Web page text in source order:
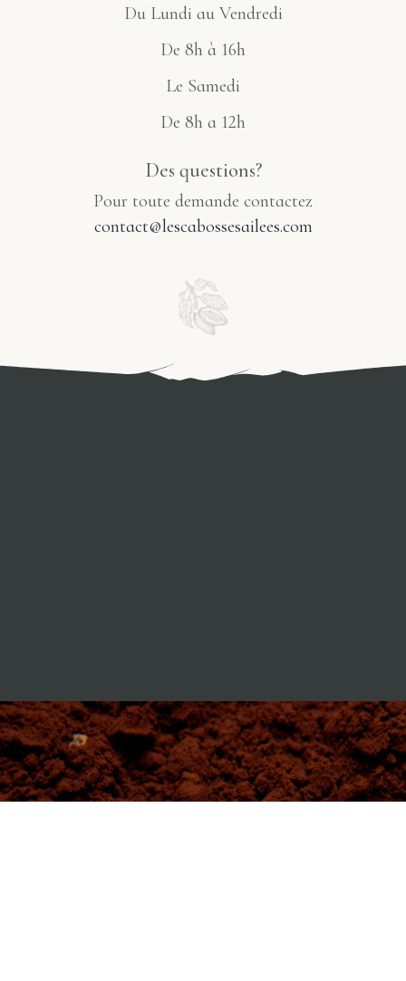
Du Lundi au Vendredi
De 8h à 16h
Le Samedi
De 8h a 12h
Des questions?
Pour toute demande contactez
contact@lescabossesailees.com